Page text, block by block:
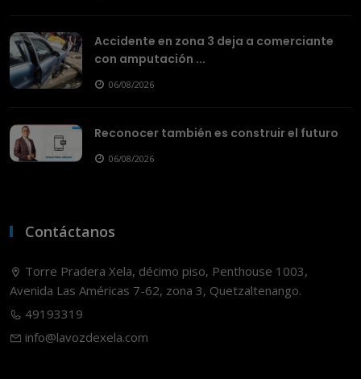
Accidente en zona 3 deja a comerciante
con amputación ...
06/08/2026
Reconocer también es construir el futuro
06/08/2026
Contáctanos
Torre Pradera Xela, décimo piso, Penthouse 1003,
Avenida Las Américas 7-62, zona 3, Quetzaltenango.
49193319
info@lavozdexela.com